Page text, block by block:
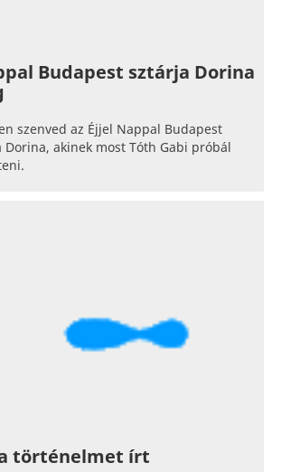
Budapest sztárja Dorina
szenved az Éjjel Nappal Budapest
akinek most Tóth Gabi próbál
történelmet írt